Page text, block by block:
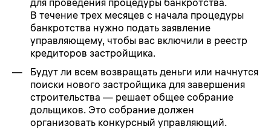
В течение трех месяцев с начала процедуры
банкротства нужно подать заявление
управляющему, чтобы вас включили в реестр
кредиторов застройщика.
Будут ли всем возвращать деньги или начнутся
поиски нового застройщика для завершения
строительства — решает общее собрание
дольщиков. Это собрание должен
организовать конкурсный управляющий.